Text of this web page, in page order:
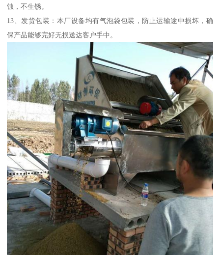
蚀，不生锈。
13、发货包装：本厂设备均有气泡袋包装，防止运输途中损坏，确
保产品能够完好无损送达客户手中。